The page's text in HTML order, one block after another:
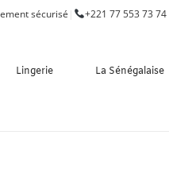
sécurisé | +221 77 553 73 74
Lingerie La Sénégalaise